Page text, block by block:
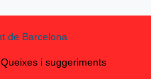
Queixes i suggeriments